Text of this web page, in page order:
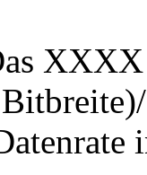
XXXX